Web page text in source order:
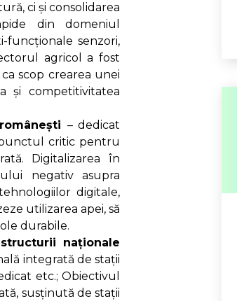
ci și consolidarea
din domeniul
funcționale senzori,
agricol a fost
scop crearea unei
și competitivitatea
– dedicat
critic pentru
Digitalizarea în
negativ asupra
digitale,
utilizarea apei, să
durabile.
naționale
integrată de stații
etc.; Obiectivul
susținută de stații